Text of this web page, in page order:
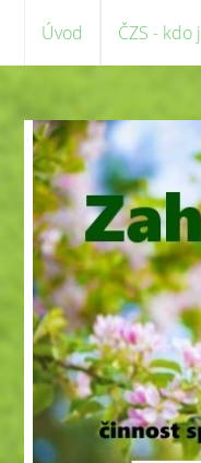
Úvod ČZS - kdo